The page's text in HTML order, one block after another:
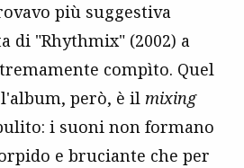
più suggestiva
di "Rhythmix" (2002) a
compìto. Quel
però, è il mixing
i suoni non formano
e bruciante che per